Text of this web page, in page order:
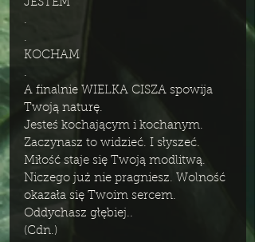
JESTEM
.
.
KOCHAM
.
A finalnie WIELKA CISZA spowija
Twoją naturę.
Jesteś kochającym i kochanym.
Zaczynasz to widzieć. I słyszeć.
Miłość staje się Twoją modlitwą.
Niczego już nie pragniesz. Wolność
okazała się Twoim sercem.
Oddychasz głębiej..
(Cdn.)